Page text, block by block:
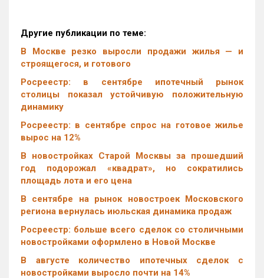
Другие публикации по теме:
В Москве резко выросли продажи жилья — и
строящегося, и готового
Росреестр: в сентябре ипотечный рынок
столицы показал устойчивую положительную
динамику
Росреестр: в сентябре спрос на готовое жилье
вырос на 12%
В новостройках Старой Москвы за прошедший
год подорожал «квадрат», но сократились
площадь лота и его цена
В сентябре на рынок новостроек Московского
региона вернулась июльская динамика продаж
Росреестр: больше всего сделок со столичными
новостройками оформлено в Новой Москве
В августе количество ипотечных сделок с
новостройками выросло почти на 14%